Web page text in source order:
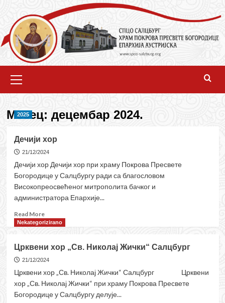
content
Menu
Месец: децембар 2024.
2025
Дечији хор
21/12/2024
Дечији хор Дечији хор при храму Покрова Пресвете
Богородице у Салцбургу ради са благословом
Високопреосвећеног митрополита бачког и
администратора Епархије...
Read MoreRead
more
хор
Nekategorizirano
Црквени хор „Св. Николај Жички“ Салцбург
21/12/2024
Црквени хор „Св. Николај Жички“ Салцбург Црквени
хор „Св. Николај Жички“ при храму Покрова Пресвете
Богородице у Салцбургу делује...